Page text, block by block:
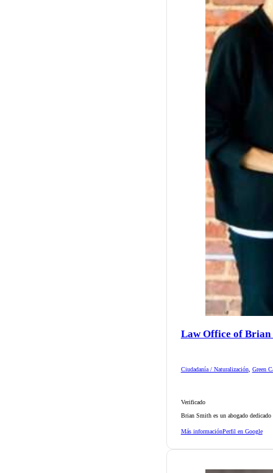
Law Office of Brian
Ciudadanía / Naturalización, Green
Verificado
Brian Smith es un abogado
Más informaciónPerfil en Google